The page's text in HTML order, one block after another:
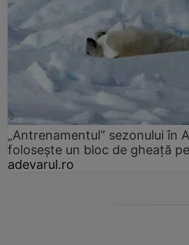
„Antrenamentul” sezonului în
folosește un bloc de gheață
adevarul.ro